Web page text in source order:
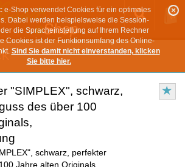
e-Shop verwendet Cookies für ein optimales
Dabei werden beispielsweise die Session-
die Spracheinstellung auf Ihrem Rechner
Cookies ist der Funktionsumfang des Online-
Sind Sie damit nicht einverstanden, klicken
Sie bitte hier.
"SIMPLEX", schwarz,
des über 100
schwarz, perfekter
Jahre alten Originals,